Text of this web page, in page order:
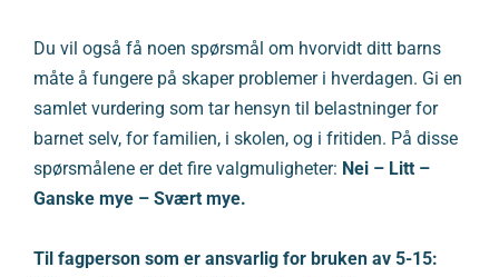
Du vil også få noen spørsmål om hvorvidt ditt barns
måte å fungere på skaper problemer i hverdagen. Gi en
samlet vurdering som tar hensyn til belastninger for
barnet selv, for familien, i skolen, og i fritiden. På disse
spørsmålene er det fire valgmuligheter: Nei – Litt –
Ganske mye – Svært mye.
Til fagperson som er ansvarlig for bruken av 5-15: